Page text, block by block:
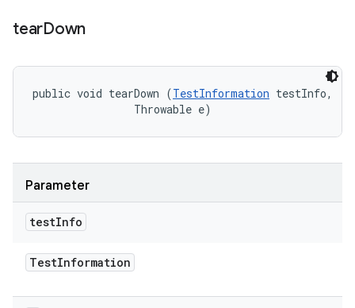
tearDown
public void tearDown (TestInformation testInfo,
                Throwable e)
Parameter
testInfo
TestInformation